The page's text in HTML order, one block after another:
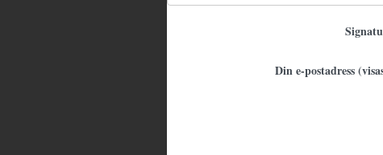
Din e-postadress